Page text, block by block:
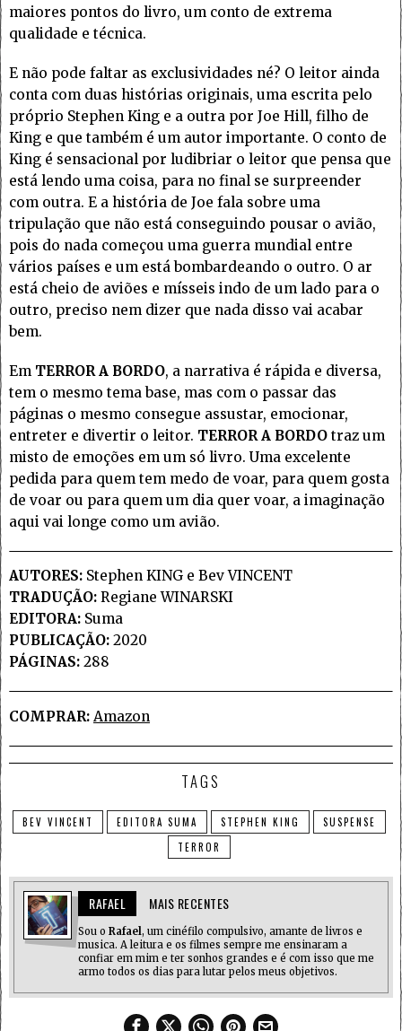
maiores pontos do livro, um conto de extrema
qualidade e técnica.
E não pode faltar as exclusividades né? O leitor ainda
conta com duas histórias originais, uma escrita pelo
próprio Stephen King e a outra por Joe Hill, filho de
King e que também é um autor importante. O conto de
King é sensacional por ludibriar o leitor que pensa que
está lendo uma coisa, para no final se surpreender
com outra. E a história de Joe fala sobre uma
tripulação que não está conseguindo pousar o avião,
pois do nada começou uma guerra mundial entre
vários países e um está bombardeando o outro. O ar
está cheio de aviões e mísseis indo de um lado para o
outro, preciso nem dizer que nada disso vai acabar
bem.
Em TERROR A BORDO, a narrativa é rápida e diversa,
tem o mesmo tema base, mas com o passar das
páginas o mesmo consegue assustar, emocionar,
entreter e divertir o leitor. TERROR A BORDO traz um
misto de emoções em um só livro. Uma excelente
pedida para quem tem medo de voar, para quem gosta
de voar ou para quem um dia quer voar, a imaginação
aqui vai longe como um avião.
AUTORES: Stephen KING e Bev VINCENT
TRADUÇÃO: Regiane WINARSKI
EDITORA: Suma
PUBLICAÇÃO: 2020
PÁGINAS: 288
COMPRAR: Amazon
TAGS
BEV VINCENT EDITORA SUMA STEPHEN KING
SUSPENSE
TERROR
RAFAEL MAIS RECENTES
Sou o Rafael , um cinéfilo compulsivo, amante de livros e
musica. A leitura e os filmes sempre me ensinaram a
confiar em mim e ter sonhos grandes e é com isso que me
armo todos os dias para lutar pelos meus objetivos.